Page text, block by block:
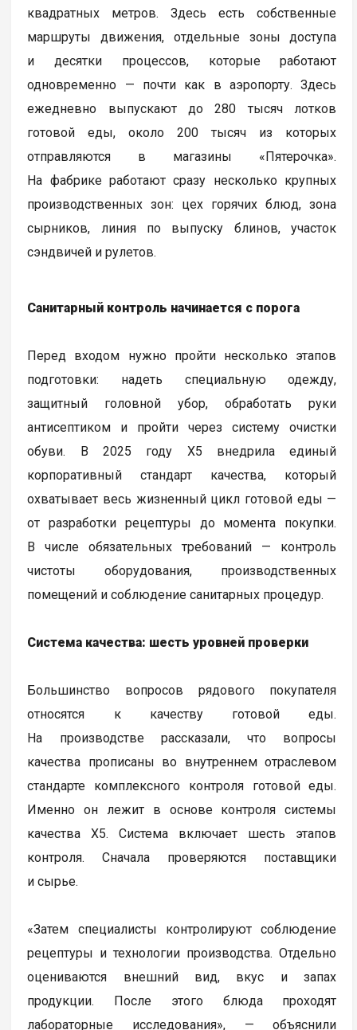
квадратных метров. Здесь есть собственные
маршруты движения, отдельные зоны доступа
и десятки процессов, которые работают
одновременно — почти как в аэропорту. Здесь
ежедневно выпускают до 280 тысяч лотков
готовой еды, около 200 тысяч из которых
отправляются в магазины «Пятерочка».
На фабрике работают сразу несколько крупных
производственных зон: цех горячих блюд, зона
сырников, линия по выпуску блинов, участок
сэндвичей и рулетов.
Санитарный контроль начинается с порога
Перед входом нужно пройти несколько этапов
подготовки: надеть специальную одежду,
защитный головной убор, обработать руки
антисептиком и пройти через систему очистки
обуви. В 2025 году Х5 внедрила единый
корпоративный стандарт качества, который
охватывает весь жизненный цикл готовой еды —
от разработки рецептуры до момента покупки.
В числе обязательных требований — контроль
чистоты оборудования, производственных
помещений и соблюдение санитарных процедур.
Система качества: шесть уровней проверки
Большинство вопросов рядового покупателя
относятся к качеству готовой еды.
На производстве рассказали, что вопросы
качества прописаны во внутреннем отраслевом
стандарте комплексного контроля готовой еды.
Именно он лежит в основе контроля системы
качества Х5. Система включает шесть этапов
контроля. Сначала проверяются поставщики
и сырье.
«Затем специалисты контролируют соблюдение
рецептуры и технологии производства. Отдельно
оцениваются внешний вид, вкус и запах
продукции. После этого блюда проходят
лабораторные исследования», — объяснили